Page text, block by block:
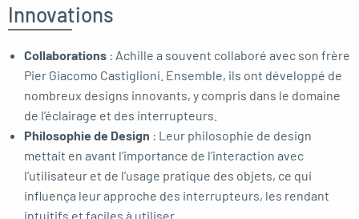
Innovations
Collaborations : Achille a souvent collaboré avec son frère
Pier Giacomo Castiglioni. Ensemble, ils ont développé de
nombreux designs innovants, y compris dans le domaine
de l’éclairage et des interrupteurs.
Philosophie de Design : Leur philosophie de design
mettait en avant l’importance de l’interaction avec
l’utilisateur et de l’usage pratique des objets, ce qui
influença leur approche des interrupteurs, les rendant
intuitifs et faciles à utiliser.